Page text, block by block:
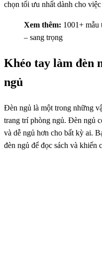
chọn tối ưu nhất dành cho
Xem thêm: 1001+ mẫu
– sang trọng
Khéo tay làm đèn
ngủ
Đèn ngủ là một trong những
trang trí phòng ngủ. Đèn ngủ
và dễ ngủ hơn cho bất kỳ ai.
đèn ngủ để đọc sách và khiến